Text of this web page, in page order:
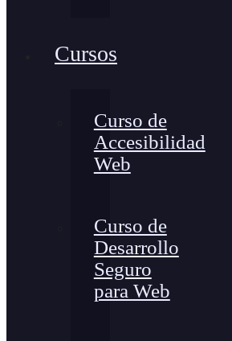
Cursos
Curso de
Accesibilidad
Web
Curso de
Desarrollo
Seguro
para Web